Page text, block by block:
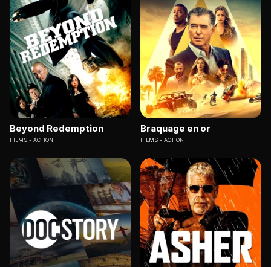
Beyond Redemption
FILMS ACTION
Braquage en or
FILMS ACTION